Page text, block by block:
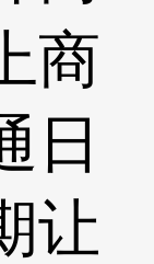
商
日
让